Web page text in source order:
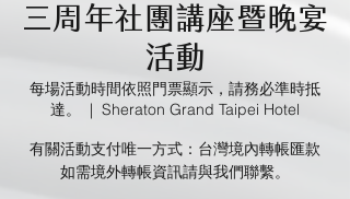
三周年社團講座暨晚宴
活動
每場活動時間依照門票顯示，請務必準時抵
達。
  |
Sheraton Grand Taipei Hotel
有關活動支付唯一方式：台灣境內轉帳匯款
如需境外轉帳資訊請與我們聯繫。